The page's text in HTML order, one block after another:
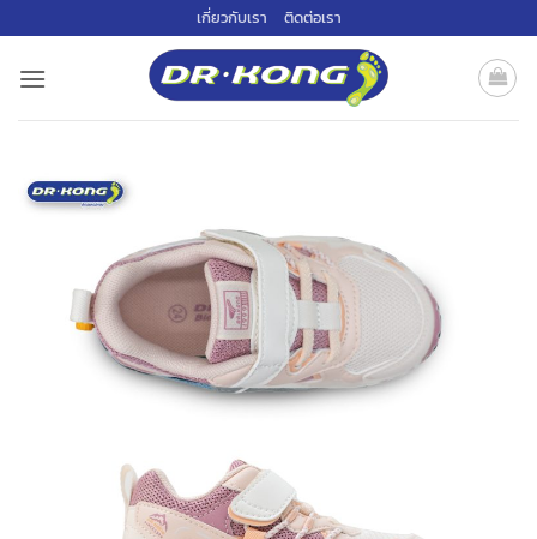
ไป
เกี่ยวกับเรา ติดต่อเรา